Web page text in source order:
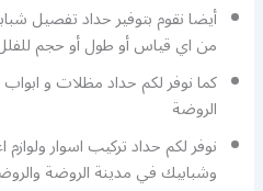
أيضا نقوم بتوفير حداد تفصيل
من اي قياس أو طول أو حجم للفلل
كما نوفر لكم حداد مظلات و
الروضة
نوفر لكم حداد تركيب اسوار
وشبابيك في مدينة الروضة